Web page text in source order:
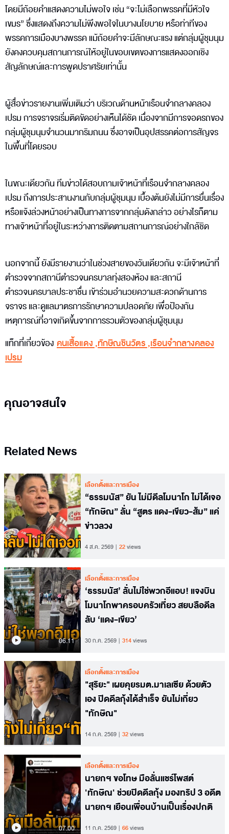
โดยมีถ้อยคำแสดงความไม่พอใจ เช่น “จะไม่เลือกพรรคที่มีหัวใจ
เขมร” ซึ่งแสดงถึงความไม่พึงพอใจในบางนโยบาย หรือท่าทีของ
พรรคการเมืองบางพรรค แม้ถ้อยคำจะมีลักษณะแรง แต่กลุ่มผู้ชุมนุม
ยังคงควบคุมสถานการณ์ให้อยู่ในขอบเขตของการแสดงออกเชิง
สัญลักษณ์และการพูดปราศรัยเท่านั้น
ผู้สื่อข่าวรายงานเพิ่มเติมว่า บริเวณด้านหน้าเรือนจำกลางคลอง
เปรม การจราจรเริ่มติดขัดอย่างเห็นได้ชัด เนื่องจากมีการจอดรถของ
กลุ่มผู้ชุมนุมจำนวนมากริมถนน ซึ่งอาจเป็นอุปสรรคต่อการสัญจร
ในพื้นที่โดยรอบ
ในขณะเดียวกัน ทีมข่าวได้สอบถามเจ้าหน้าที่เรือนจำกลางคลอง
เปรม ถึงการประสานงานกับกลุ่มผู้ชุมนุม เบื้องต้นยังไม่มีการยื่นเรื่อง
หรือแจ้งล่วงหน้าอย่างเป็นทางการจากกลุ่มดังกล่าว อย่างไรก็ตาม
ทางเจ้าหน้าที่อยู่ในระหว่างการติดตามสถานการณ์อย่างใกล้ชิด
นอกจากนี้ ยังมีรายงานว่าในช่วงสายของวันเดียวกัน จะมีเจ้าหน้าที่
ตำรวจจากสถานีตำรวจนครบาลทุ่งสองห้อง และสถานี
ตำรวจนครบาลประชาชื่น เข้าร่วมอำนวยความสะดวกด้านการ
จราจร และดูแลมาตรการรักษาความปลอดภัย เพื่อป้องกัน
เหตุการณ์ที่อาจเกิดขึ้นจากการรวมตัวของกลุ่มผู้ชุมนุม
แท็กที่เกี่ยวข้อง คนเสื้อแดง ,ทักษิณชินวัตร,เรือนจำกลางคลอง
เปรม
คุณอาจสนใจ
Related News
เลือกตั้งและการเมือง
“ธรรมนัส” ยัน ไม่มีดีลโมนาโก ไม่ได้เจอ
“ทักษิณ” ลั่น “สูตร แดง-เขียว-ส้ม” แค่
ข่าวลวง
4 ส.ค. 2569 22views
06.11
เลือกตั้งและการเมือง
‘ธรรมนัส’ ลั่นไม่ใช่พวกอีแอบ! แจงบิน
โมนาโกพาครอบครัวเที่ยว สยบลือดีล
ลับ ‘แดง-เขียว’
30 ก.ค. 2569 314views
เลือกตั้งและการเมือง
"สุริยะ" เผยคุยรมต.มาเลเซีย ด้วยตัว
เอง ปิดดีลกุ้งได้สำเร็จ ยันไม่เกี่ยว
"ทักษิณ"
14 ก.ค. 2569 32views
07.00
เลือกตั้งและการเมือง
นายกฯ ขอโทษ มือลั่นแชร์โพสต์
'ทักษิณ' ช่วยปิดดีลกุ้ง มองทริป 3 อดีต
นายกฯ เยือนเพื่อนบ้านเป็นเรื่องปกติ
11 ก.ค. 2569 66views